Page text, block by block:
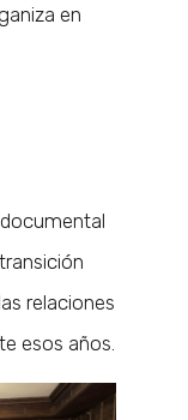
en
relaciones
esos años.